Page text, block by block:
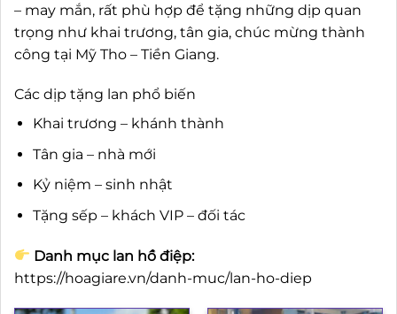
– may mắn, rất phù hợp để tặng những dịp quan
trọng như khai trương, tân gia, chúc mừng thành
công tại Mỹ Tho – Tiền Giang.
Các dịp tặng lan phổ biến
Khai trương – khánh thành
Tân gia – nhà mới
Kỷ niệm – sinh nhật
Tặng sếp – khách VIP – đối tác
Danh mục lan hồ điệp:
https://hoagiare.vn/danh-muc/lan-ho-diep